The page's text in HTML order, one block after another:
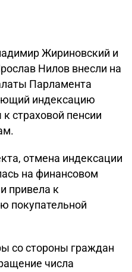
Жириновский и
Нилов внесли на
Парламента
индексацию
страховой пенсии
отмена индексации
на финансовом
привела к
покупательной
со стороны граждан
числа